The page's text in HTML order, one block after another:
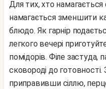
Для тих, хто намагається стримати апетит і
намагається зменшити
блюдо. Як гарнір
легкого вечері
помідорів. Філе застуда,
сковороді до готовності.
приправивши сіллю,